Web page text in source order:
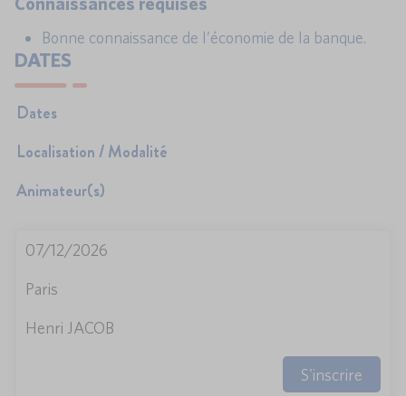
Bonne connaissance de l’économie de la banque.
DATES
Dates
Localisation / Modalité
Animateur(s)
07/12/2026
Paris
Henri JACOB
S'inscrire